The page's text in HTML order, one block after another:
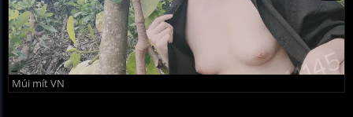
Múi mít VN